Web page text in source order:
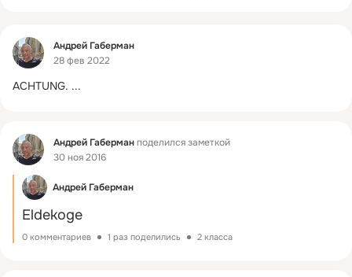
Фид
Андрей Габерман
28 фев 2022
ACHTUNG. ...
Фид Андрей Габерманподелился заметкой
30 ноя 2016
Андрей Габерман
Eldekoge
0 комментариев 1 раз поделились 2 класса